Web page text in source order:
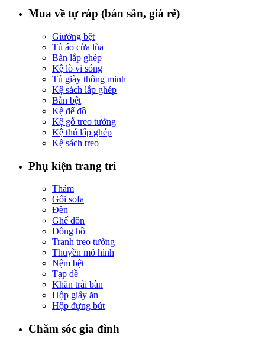
Mua về tự ráp (bán sẵn, giá rẻ)
Giường bệt
Tủ áo cửa lùa
Bàn lắp ghép
Kệ lò vi sóng
Tủ giày thông minh
Kệ sách lắp ghép
Bàn bệt
Kệ để đồ
Kệ gỗ treo tường
Kệ thú lắp ghép
Kệ sách treo
Phụ kiện trang trí
Thảm
Gối sofa
Đèn
Ghế đôn
Đồng hồ
Tranh treo tường
Thuyền mô hình
Nệm bệt
Tạp dề
Khăn trải bàn
Hộp giấy ăn
Hộp đựng bút
Chăm sóc gia đình